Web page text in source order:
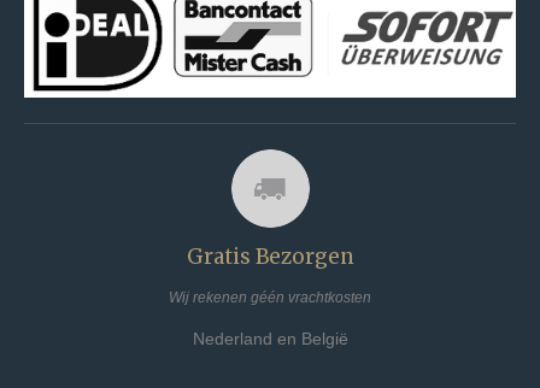
Gratis Bezorgen
Wij rekenen géén vrachtkosten
Nederland en België